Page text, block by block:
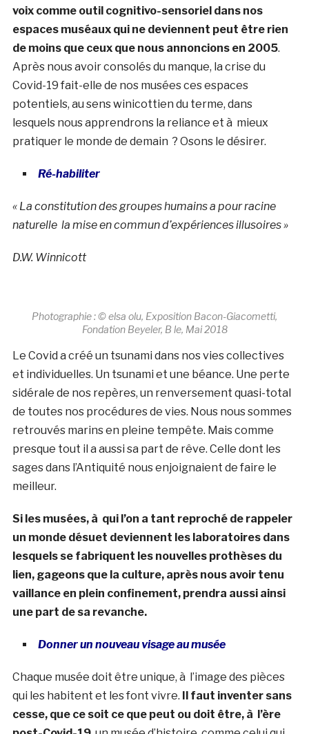
voix comme outil cognitivo-sensoriel dans nos
espaces muséaux qui ne deviennent peut être rien
de moins que ceux que nous annoncions en 2005.
Après nous avoir consolés du manque, la crise du
Covid-19 fait-elle de nos musées ces espaces
potentiels, au sens winicottien du terme, dans
lesquels nous apprendrons la reliance et à mieux
pratiquer le monde de demain ? Osons le désirer.
Ré-habiliter
« La constitution des groupes humains a pour racine
naturelle la mise en commun d’expériences illusoires »
D.W. Winnicott
Photographie : © elsa olu, Exposition Bacon-Giacometti,
Fondation Beyeler, B le, Mai 2018
Le Covid a créé un tsunami dans nos vies collectives
et individuelles. Un tsunami et une béance. Une perte
sidérale de nos repères, un renversement quasi-total
de toutes nos procédures de vies. Nous nous sommes
retrouvés marins en pleine tempête. Mais comme
presque tout il a aussi sa part de rêve. Celle dont les
sages dans l’Antiquité nous enjoignaient de faire le
meilleur.
Si les musées, à qui l’on a tant reproché de rappeler
un monde désuet deviennent les laboratoires dans
lesquels se fabriquent les nouvelles prothèses du
lien, gageons que la culture, après nous avoir tenu
vaillance en plein confinement, prendra aussi ainsi
une part de sa revanche.
Donner un nouveau visage au musée
Chaque musée doit être unique, à l’image des pièces
qui les habitent et les font vivre.
Il faut inventer sans
cesse, que ce soit ce que peut ou doit être, à l’ère